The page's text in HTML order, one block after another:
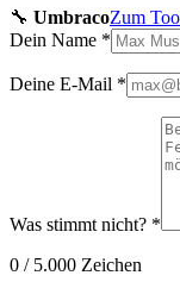
🔧 UmbracoZum
Dein Name *
Deine E-Mail *
Was stimmt nicht? *
0 / 5.000 Zeichen